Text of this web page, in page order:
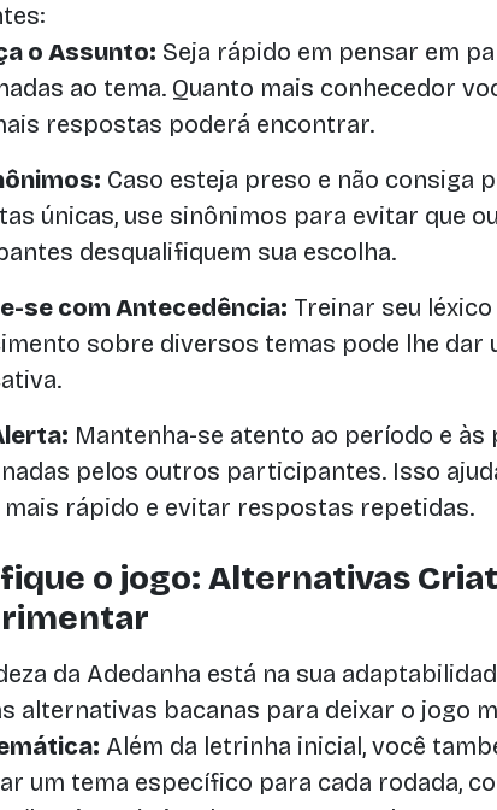
o Assunto: Seja rápido em pensar em
ao tema. Quanto mais conhecedor
respostas poderá encontrar.
Caso esteja preso e não consiga
únicas, use sinônimos para evitar que
desqualifiquem sua escolha.
se com Antecedência: Treinar seu léxico
sobre diversos temas pode lhe dar
Mantenha-se atento ao período e às
pelos outros participantes. Isso
mais rápido e evitar respostas repetidas.
o jogo: Alternativas
da Adedanha está na sua
alternativas bacanas para deixar o jogo
Além da letrinha inicial, você
um tema específico para cada rodada,